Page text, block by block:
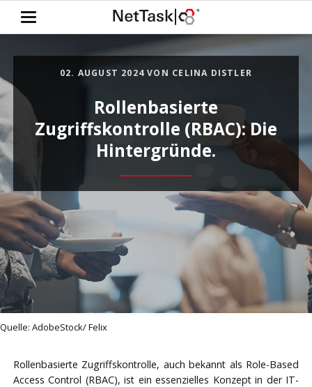
02. AUGUST 2024 VON CELINA DISTLER
Rollenbasierte
Zugriffskontrolle (RBAC): Die
Hintergründe.
Quelle: AdobeStock/ Felix
Rollenbasierte Zugriffskontrolle, auch bekannt als Role-Based
Access Control (RBAC), ist ein essenzielles Konzept in der IT-